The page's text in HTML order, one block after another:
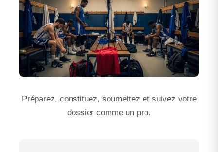
Préparez, constituez, soumettez et suivez votre
dossier comme un pro.